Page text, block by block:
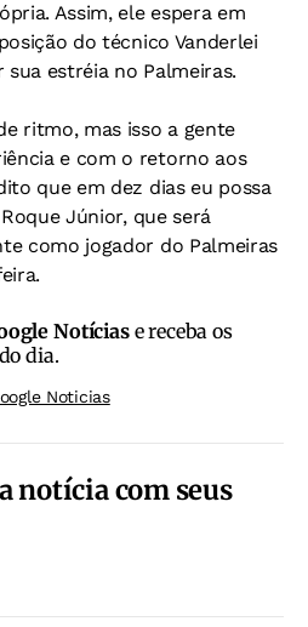
Assim, ele espera em
do técnico Vanderlei
estréia no Palmeiras.
ritmo, mas isso a gente
e com o retorno aos
que em dez dias eu possa
Júnior, que será
como jogador do Palmeiras
Notíciase receba os
dia.
Noticias
notícia com seus